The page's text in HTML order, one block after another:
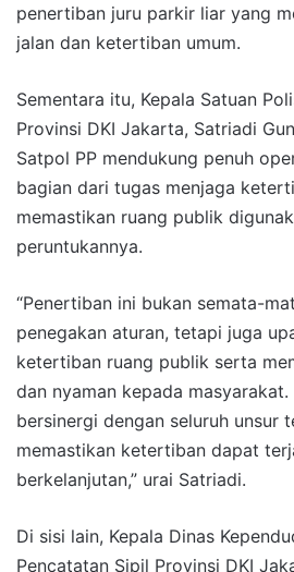
penertiban juru parkir liar yang
jalan dan ketertiban umum.
Sementara itu, Kepala Satuan
Provinsi DKI Jakarta, Satriadi
Satpol PP mendukung penuh
bagian dari tugas menjaga
memastikan ruang publik
peruntukannya.
“Penertiban ini bukan semata-
penegakan aturan, tetapi juga
ketertiban ruang publik serta
dan nyaman kepada
bersinergi dengan seluruh unsur
memastikan ketertiban dapat
berkelanjutan,” urai Satriadi.
Di sisi lain, Kepala Dinas
Pencatatan Sipil Provinsi DKI